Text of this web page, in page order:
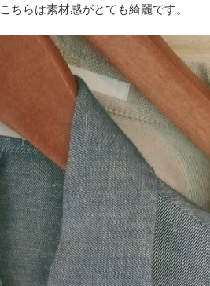
こちらは素材感がとても綺麗です。